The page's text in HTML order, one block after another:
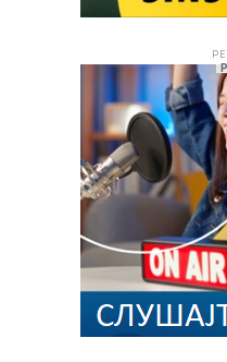
Во продолжение,
препуштете се на